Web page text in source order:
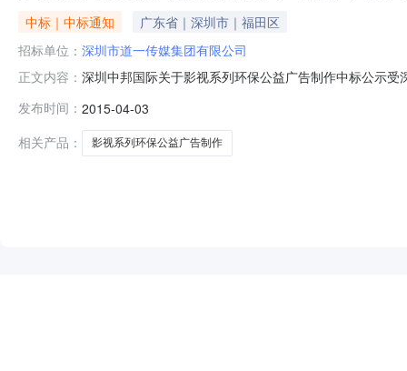
中标｜中标通知
广东省｜深圳市｜福田区
招标单位： 深圳市道一传媒集团有限公司
正文内容： 深圳中邦国际关于影视系列环保公益广告制作中标公示
格2深圳市华脉薪火文化传播有限公司53.75合格3深圳市
发布时间： 2015-04-03
相关产品：
影视系列环保公益广告制作